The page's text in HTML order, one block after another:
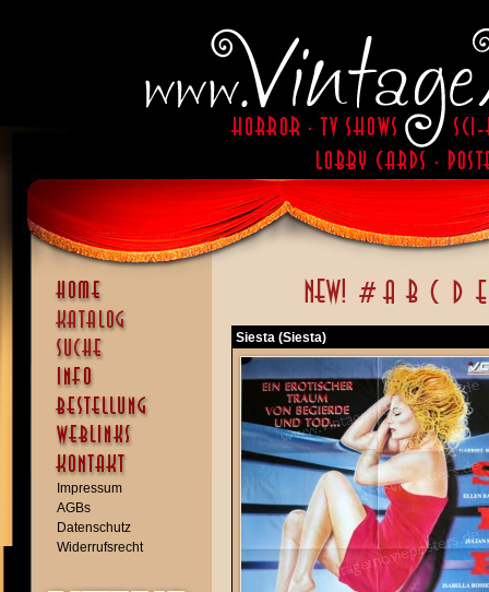
Impressum
AGBs
Datenschutz
Widerrufsrecht
Siesta (Siesta)